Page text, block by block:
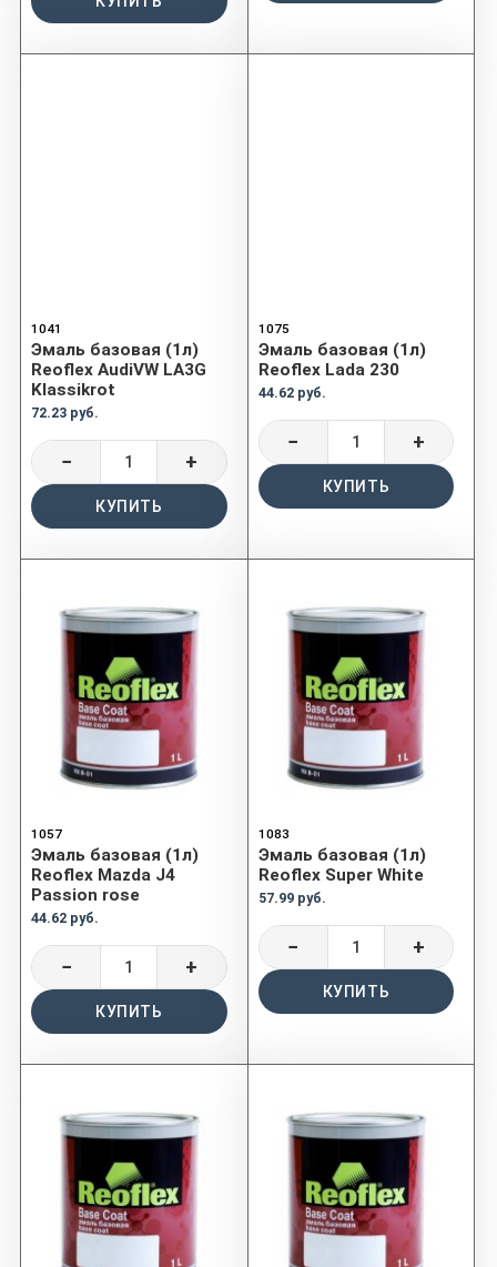
1041
Эмаль базовая (1л)
Reoflex AudiVW LA3G
Klassikrot
72.23 руб.
− +
КУПИТЬ
1075
Эмаль базовая (1л)
Reoflex Lada 230
44.62 руб.
− +
КУПИТЬ
1057
Эмаль базовая (1л)
Reoflex Mazda J4
Passion rose
44.62 руб.
− +
КУПИТЬ
1083
Эмаль базовая (1л)
Reoflex Super White
57.99 руб.
− +
КУПИТЬ